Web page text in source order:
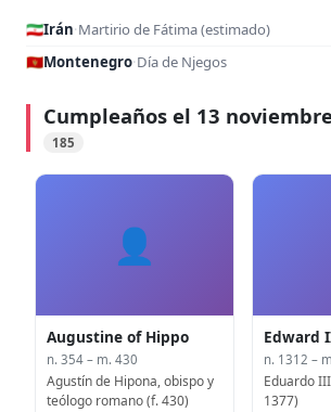
🇮🇷Irán·Martirio de Fátima (estimado)
🇲🇪Montenegro·Día de Njegos
Cumpleaños el 13 noviembre
185
👤
Augustine of Hippo
n. 354 – m. 430
Agustín de Hipona, obispo y
teólogo romano (f. 430)
Edward
n. 1312 –
Eduardo
1377)